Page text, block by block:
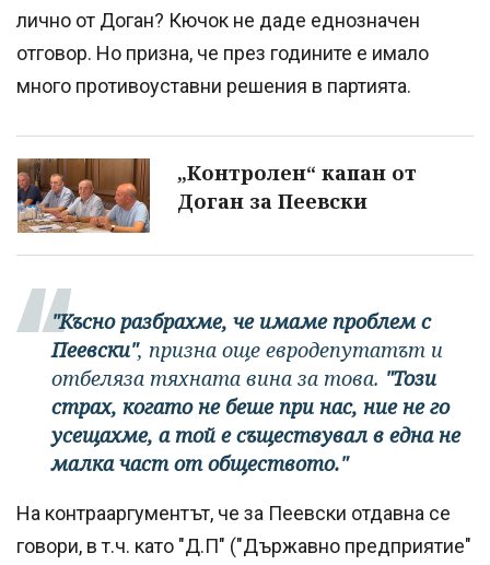
лично от Доган? Кючок не даде еднозначен
отговор. Но призна, че през годините е имало
много противоуставни решения в партията.
„Контролен“ капан от
Доган за Пеевски
"Късно разбрахме, че имаме проблем с
Пеевски", призна още евродепутатът и
отбеляза тяхната вина за това. "Този
страх, когато не беше при нас, ние не го
усещахме, а той е съществувал в една не
малка част от обществото."
На контрааргументът, че за Пеевски отдавна се
говори, в т.ч. като "Д.П" ("Държавно предприятие"